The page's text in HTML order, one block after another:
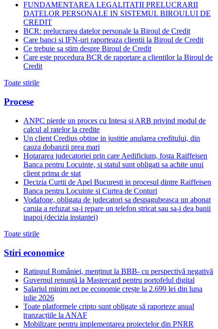
FUNDAMENTAREA LEGALITATII PRELUCRARII
DATELOR PERSONALE IN SISTEMUL BIROULUI DE
CREDIT
BCR: prelucrarea datelor personale la Biroul de Credit
Care banci si IFN-uri raporteaza clientii la Biroul de Credit
Ce trebuie sa stim despre Biroul de Credit
Care este procedura BCR de raportare a clientilor la Biroul de
Credit
Toate stirile
Procese
ANPC pierde un proces cu Intesa si ARB privind modul de
calcul al ratelor la credite
Un client Credius obtine in justitie anularea creditului, din
cauza dobanzii prea mari
Hotararea judecatoriei prin care Aedificium, fosta Raiffeisen
Banca pentru Locuinte, si statul sunt obligati sa achite unui
client prima de stat
Decizia Curtii de Apel Bucuresti in procesul dintre Raiffeisen
Banca pentru Locuinte si Curtea de Conturi
Vodafone, obligata de judecatori sa despagubeasca un abonat
caruia a refuzat sa-i repare un telefon stricat sau sa-i dea banii
inapoi (decizia instantei)
Toate stirile
Stiri economice
Ratingul României, menținut la BBB- cu perspectivă negativă
Guvernul renunță la Mastercard pentru portofelul digital
Salariul minim net pe economie crește la 2.699 lei din luna
iulie 2026
Toate platformele cripto sunt obligate să raporteze anual
tranzacțiile la ANAF
Mobilizare pentru implementarea proiectelor din PNRR